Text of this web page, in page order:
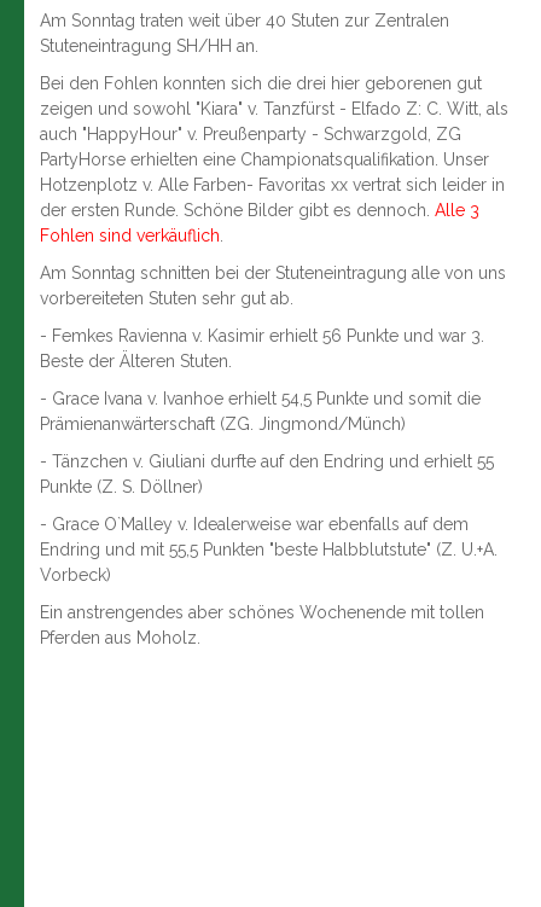
Am Sonntag traten weit über 40 Stuten zur Zentralen
Stuteneintragung SH/HH an.
Bei den Fohlen konnten sich die drei hier geborenen gut
zeigen und sowohl "Kiara" v. Tanzfürst - Elfado Z: C. Witt, als
auch "HappyHour" v. Preußenparty - Schwarzgold, ZG
PartyHorse erhielten eine Championatsqualifikation. Unser
Hotzenplotz v. Alle Farben- Favoritas xx vertrat sich leider in
der ersten Runde. Schöne Bilder gibt es dennoch.Alle 3
Fohlen sind verkäuflich
Am Sonntag schnitten bei der Stuteneintragung alle von uns
vorbereiteten Stuten sehr gut ab.
- Femkes Ravienna v. Kasimir erhielt 56 Punkte und war 3.
Beste der Älteren Stuten.
- Grace Ivana v. Ivanhoe erhielt 54,5 Punkte und somit die
Prämienanwärterschaft (ZG. Jingmond/Münch)
- Tänzchen v. Giuliani durfte auf den Endring und erhielt 55
Punkte (Z. S. Döllner)
- Grace O`Malley v. Idealerweise war ebenfalls auf dem
Endring und mit 55,5 Punkten "beste Halbblutstute" (Z. U.+A.
Vorbeck)
Ein anstrengendes aber schönes Wochenende mit tollen
Pferden aus Moholz.